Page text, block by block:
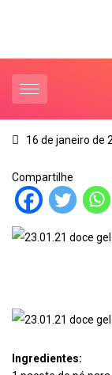
16 de janeiro de
Compartilhe
Ingredientes: